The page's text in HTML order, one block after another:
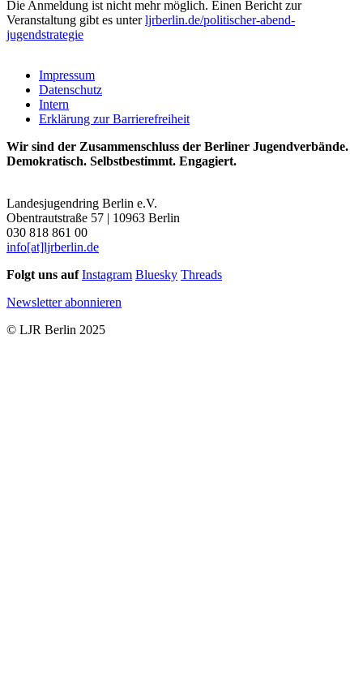
Die Anmeldung ist nicht mehr möglich. Einen Bericht zur
Veranstaltung gibt es unterljrberlin.de/politischer-abend-
jugendstrategie
Impressum
Datenschutz
Intern
Erklärung zur Barrierefreiheit
Wir sind der Zusammenschluss der Berliner Jugendverbände.
Demokratisch. Selbstbestimmt. Engagiert.
Landesjugendring Berlin e.V.
Obentrautstraße 57 | 10963 Berlin
030 818 861 00
info[at]ljrberlin.de
Folgt uns auf Instagram Bluesky Threads
Newsletter abonnieren
© LJR Berlin 2025